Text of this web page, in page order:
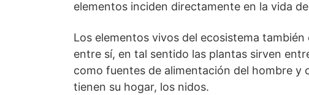
elementos inciden directamente en la vida
Los elementos vivos del ecosistema
entre sí, en tal sentido las plantas sirven
como fuentes de alimentación del hombre y
tienen su hogar, los nidos.